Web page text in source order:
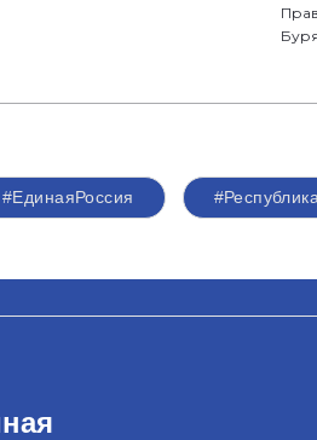
#ЕдинаяРоссия